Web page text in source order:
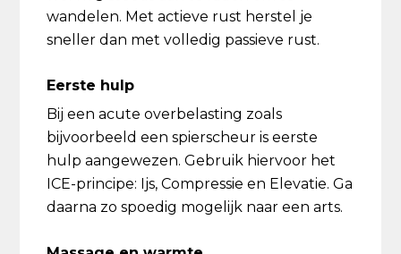
wandelen. Met actieve rust herstel je
sneller dan met volledig passieve rust.
Eerste hulp
Bij een acute overbelasting zoals
bijvoorbeeld een spierscheur is eerste
hulp aangewezen. Gebruik hiervoor het
ICE-principe: Ijs, Compressie en Elevatie. Ga
daarna zo spoedig mogelijk naar een arts.